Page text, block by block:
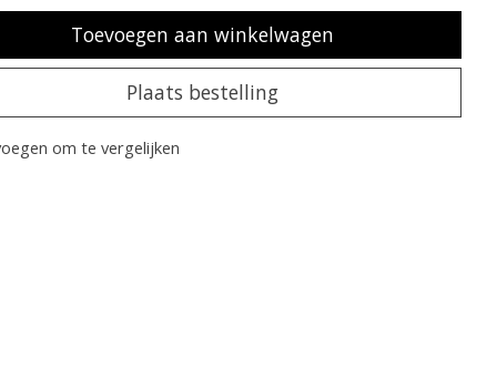
Toevoegen aan winkelwagen
Plaats bestelling
om te vergelijken